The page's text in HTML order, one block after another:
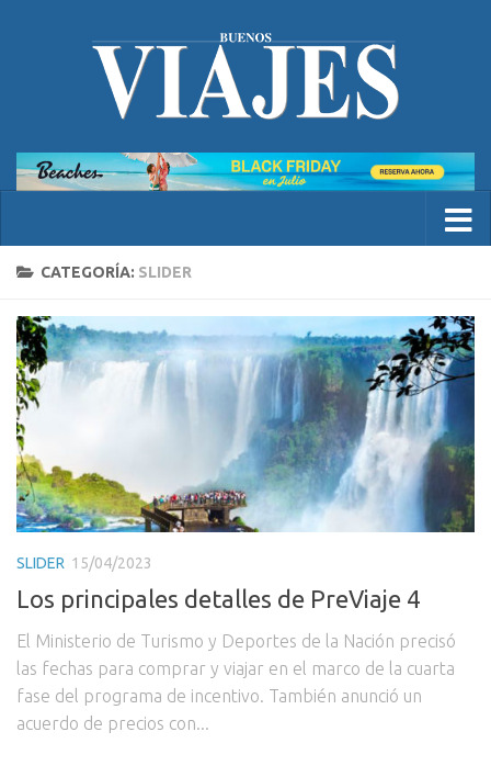
CATEGORÍA: SLIDER
SLIDER 15/04/2023
Los principales detalles de PreViaje 4
El Ministerio de Turismo y Deportes de la Nación precisó
las fechas para comprar y viajar en el marco de la cuarta
fase del programa de incentivo. También anunció un
acuerdo de precios con...